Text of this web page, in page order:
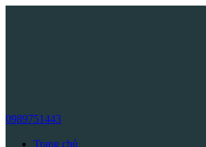
0989751443
Trang chủ